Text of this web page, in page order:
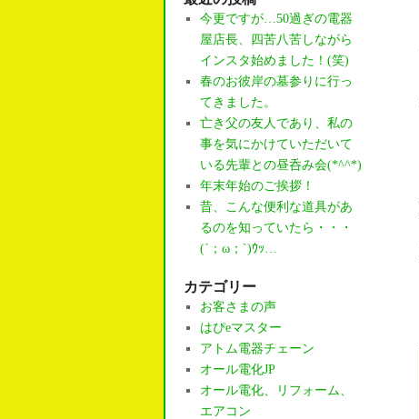
今更ですが…50過ぎの電器
屋店長、四苦八苦しながら
インスタ始めました！(笑)
春のお彼岸の墓参りに行っ
てきました。
亡き父の友人であり、私の
事を気にかけていただいて
いる先輩との昼呑み会(*^^*)
年末年始のご挨拶！
昔、こんな便利な道具があ
るのを知っていたら・・・
(´；ω；`)ｳｯ…
カテゴリー
お客さまの声
はぴeマスター
アトム電器チェーン
オール電化JP
オール電化、リフォーム、
エアコン